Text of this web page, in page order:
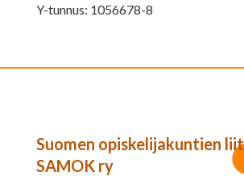
Y-tunnus: 1056678-8
Suomen opiskelijakuntien
SAMOK ry